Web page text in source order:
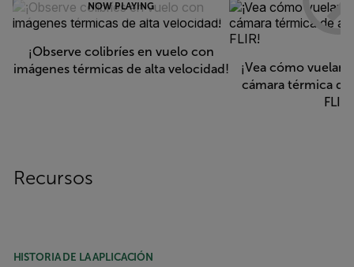
NOW PLAYING
¡Observe colibríes en vuelo con
imágenes térmicas de alta velocidad!
¡Vea cómo vuelan
cámara térmica
FLIR!
Recursos
HISTORIA DE LA APLICACIÓN